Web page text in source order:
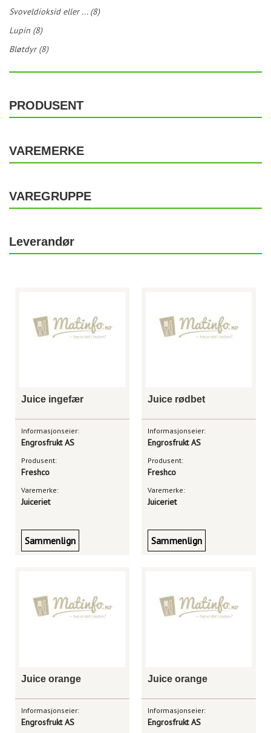
Svoveldioksid eller ... (8)
Lupin (8)
Bløtdyr (8)
PRODUSENT
VAREMERKE
VAREGRUPPE
Leverandør
Juice ingefær
Informasjonseier:
Engrosfrukt AS
Produsent:
Freshco
Varemerke:
Juiceriet
Sammenlign
Juice rødbet
Informasjonseier:
Engrosfrukt AS
Produsent:
Freshco
Varemerke:
Juiceriet
Sammenlign
Juice orange
Informasjonseier:
Engrosfrukt AS
Juice orange
Informasjonseier:
Engrosfrukt AS